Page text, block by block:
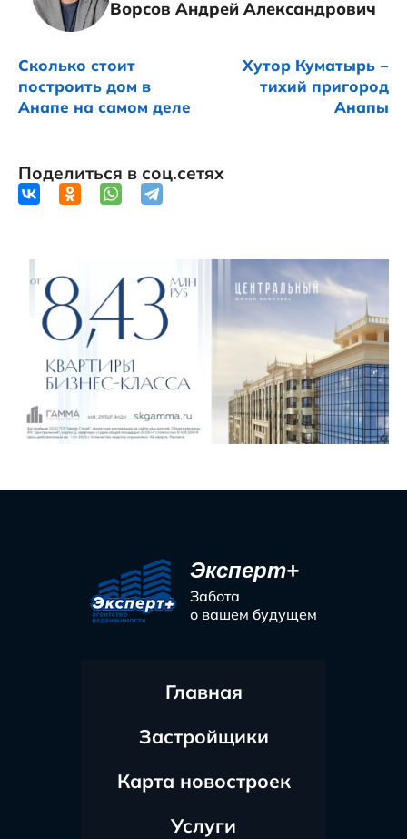
Ворсов Андрей Александрович
Сколько стоит
построить дом в
Анапе на самом деле
Хутор Куматырь ‒
тихий пригород
Анапы
Поделиться в соц.сетях
Эксперт+
Забота
о вашем будущем
Главная
Застройщики
Карта новостроек
Услуги